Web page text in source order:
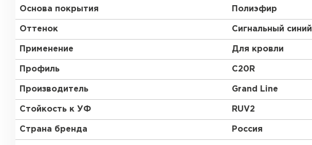
Основа покрытия Полиэфир
Оттенок Сигнальный синий
Применение Для кровли
Профиль C20R
Производитель Grand Line
Стойкость к УФ RUV2
Страна бренда Россия